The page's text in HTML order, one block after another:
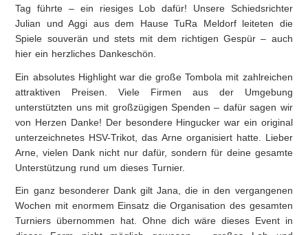
Tag führte – ein riesiges Lob dafür! Unsere Schiedsrichter
Julian und Aggi aus dem Hause TuRa Meldorf leiteten die
Spiele souverän und stets mit dem richtigen Gespür – auch
hier ein herzliches Dankeschön.
Ein absolutes Highlight war die große Tombola mit zahlreichen
attraktiven Preisen. Viele Firmen aus der Umgebung
unterstützten uns mit großzügigen Spenden – dafür sagen wir
von Herzen Danke! Der besondere Hingucker war ein original
unterzeichnetes HSV-Trikot, das Arne organisiert hatte. Lieber
Arne, vielen Dank nicht nur dafür, sondern für deine gesamte
Unterstützung rund um dieses Turnier.
Ein ganz besonderer Dank gilt Jana, die in den vergangenen
Wochen mit enormem Einsatz die Organisation des gesamten
Turniers übernommen hat. Ohne dich wäre dieses Event in